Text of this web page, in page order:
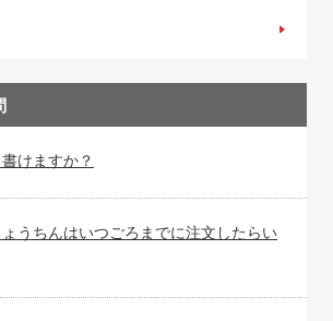
けますか？
うちんはいつごろまでに注文したらい